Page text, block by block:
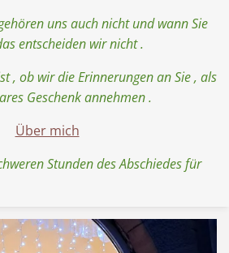
uns auch nicht und wann Sie
entscheiden wir nicht .
, ob wir die Erinnerungen an Sie , als
Geschenk annehmen .
Über mich
Stunden des Abschiedes für